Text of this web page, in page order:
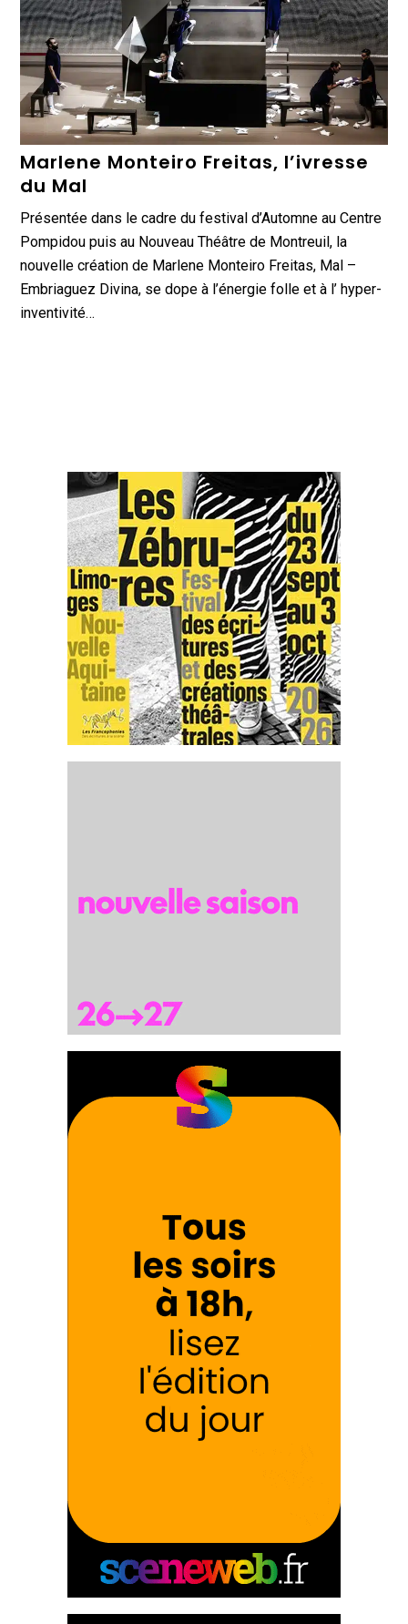
Marlene Monteiro Freitas, l’ivresse
du Mal
Présentée dans le cadre du festival d’Automne au Centre
Pompidou puis au Nouveau Théâtre de Montreuil, la
nouvelle création de Marlene Monteiro Freitas, Mal –
Embriaguez Divina, se dope à l’énergie folle et à l’ hyper-
inventivité…